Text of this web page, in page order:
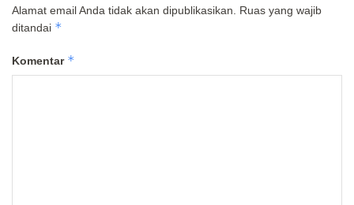
Alamat email Anda tidak akan dipublikasikan.
Ruas yang wajib
ditandai *
Komentar *